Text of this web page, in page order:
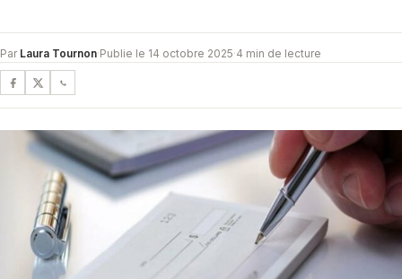
Par Laura Tournon·Publie le 14 octobre 2025·4 min de lecture